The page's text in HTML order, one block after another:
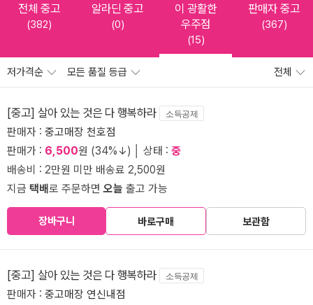
전체 중고
(382)
알라딘 중고
(0)
이 광활한
우주점
(15)
판매자 중고
(367)
저가격순 모든 품질 등급 전체
[중고] 살아 있는 것은 다 행복하라 소득공제
판매자 : 중고매장 천호점
판매가 : 6,500원 (34%↓) │ 상태 : 중
배송비 : 2만원 미만 배송료 2,500원
지금 택배로 주문하면오늘 출고 가능
장바구니 바로구매 보관함
[중고] 살아 있는 것은 다 행복하라 소득공제
판매자 : 중고매장 연신내점